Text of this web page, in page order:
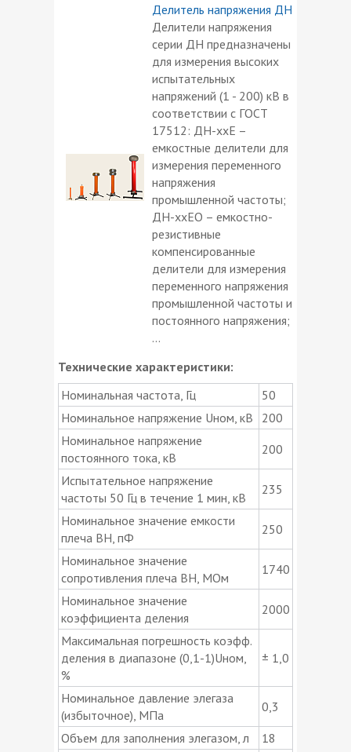
Делитель напряжения ДН
Делители напряжения
серии ДН предназначены
для измерения высоких
испытательных
напряжений (1 - 200) кВ в
соответствии с ГОСТ
17512: ДН-ххЕ –
емкостные делители для
измерения переменного
напряжения
промышленной частоты;
ДН-ххЕО – емкостно-
резистивные
компенсированные
делители для измерения
переменного напряжения
промышленной частоты и
постоянного напряжения;
...
Технические характеристики:
Номинальная частота, Гц
50
Номинальное напряжение Uном, кВ
200
Номинальное напряжение
постоянного тока, кВ
200
Испытательное напряжение
частоты 50 Гц в течение 1 мин, кВ
235
Номинальное значение емкости
плеча ВН, пФ
250
Номинальное значение
сопротивления плеча ВН, МОм
1740
Номинальное значение
коэффициента деления
2000
Максимальная погрешность коэфф.
деления в диапазоне (0,1-1)Uном,
%
± 1,0
Номинальное давление элегаза
(избыточное), МПа
0,3
Объем для заполнения элегазом, л
18